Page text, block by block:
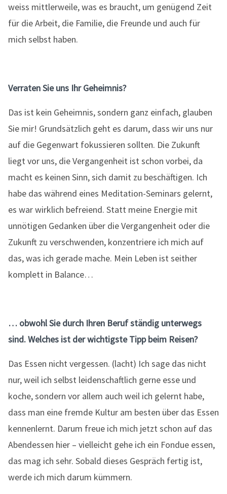
weiss mittlerweile, was es braucht, um genügend Zeit
für die Arbeit, die Familie, die Freunde und auch für
mich selbst haben.
Verraten Sie uns Ihr Geheimnis?
Das ist kein Geheimnis, sondern ganz einfach, glauben
Sie mir! Grundsätzlich geht es darum, dass wir uns nur
auf die Gegenwart fokussieren sollten. Die Zukunft
liegt vor uns, die Vergangenheit ist schon vorbei, da
macht es keinen Sinn, sich damit zu beschäftigen. Ich
habe das während eines Meditation-Seminars gelernt,
es war wirklich befreiend. Statt meine Energie mit
unnötigen Gedanken über die Vergangenheit oder die
Zukunft zu verschwenden, konzentriere ich mich auf
das, was ich gerade mache. Mein Leben ist seither
komplett in Balance…
… obwohl Sie durch Ihren Beruf ständig unterwegs
sind. Welches ist der wichtigste Tipp beim Reisen?
Das Essen nicht vergessen. (lacht) Ich sage das nicht
nur, weil ich selbst leidenschaftlich gerne esse und
koche, sondern vor allem auch weil ich gelernt habe,
dass man eine fremde Kultur am besten über das Essen
kennenlernt. Darum freue ich mich jetzt schon auf das
Abendessen hier – vielleicht gehe ich ein Fondue essen,
das mag ich sehr. Sobald dieses Gespräch fertig ist,
werde ich mich darum kümmern.